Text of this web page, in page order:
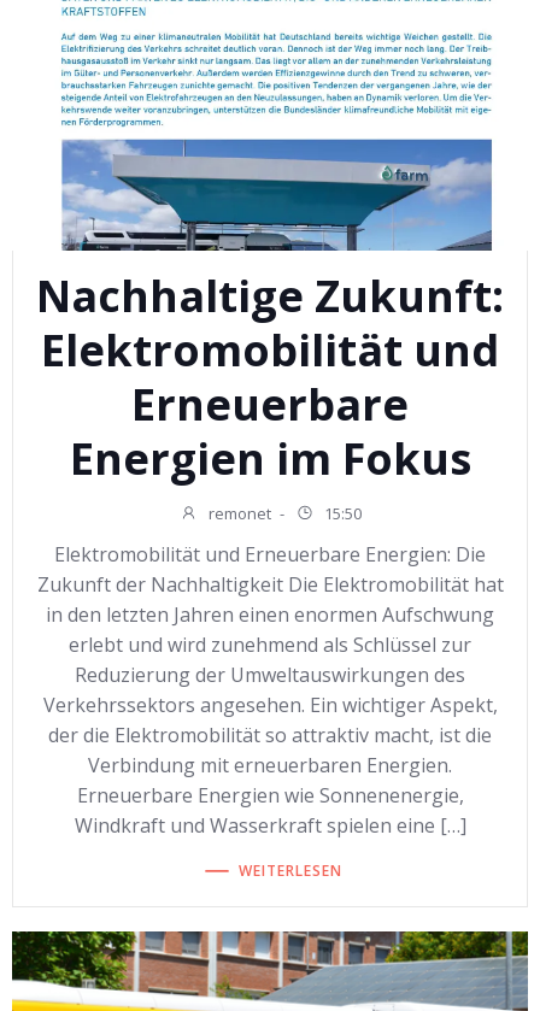
Nachhaltige Zukunft:
Elektromobilität und
Erneuerbare
Energien im Fokus
remonet - 15:50
Elektromobilität und Erneuerbare Energien: Die
Zukunft der Nachhaltigkeit Die Elektromobilität hat
in den letzten Jahren einen enormen Aufschwung
erlebt und wird zunehmend als Schlüssel zur
Reduzierung der Umweltauswirkungen des
Verkehrssektors angesehen. Ein wichtiger Aspekt,
der die Elektromobilität so attraktiv macht, ist die
Verbindung mit erneuerbaren Energien.
Erneuerbare Energien wie Sonnenenergie,
Windkraft und Wasserkraft spielen eine […]
WEITERLESEN